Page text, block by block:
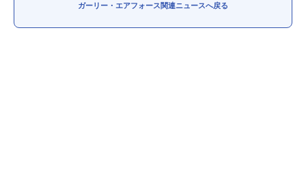
ガーリー・エアフォース関連ニュースへ戻る